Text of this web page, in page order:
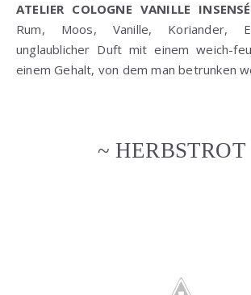
ATELIER COLOGNE VANILLE
Rum, Moos, Vanille, Koriander,
unglaublicher Duft mit einem weich-
einem Gehalt, von dem man betrunken
~ HERBSTROT